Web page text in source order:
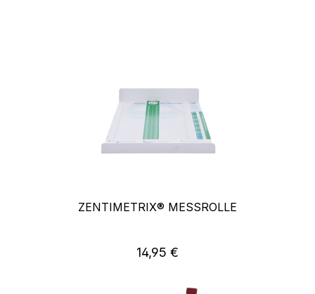
ZENTIMETRIX® MESSROLLE
Regulärer Preis:
14,95 €